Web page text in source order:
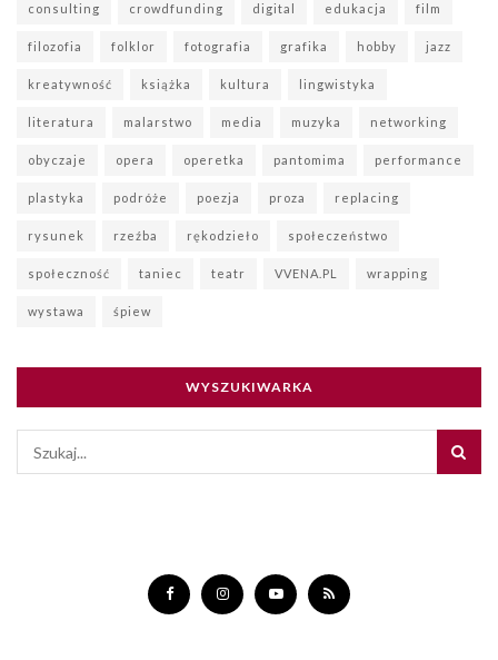
consulting crowdfunding digital edukacja film
filozofia folklor fotografia grafika hobby jazz
kreatywność książka kultura lingwistyka
literatura malarstwo media muzyka networking
obyczaje opera operetka pantomima performance
plastyka podróże poezja proza replacing
rysunek rzeźba rękodzieło społeczeństwo
społeczność taniec teatr VVENA.PL wrapping
wystawa śpiew
WYSZUKIWARKA